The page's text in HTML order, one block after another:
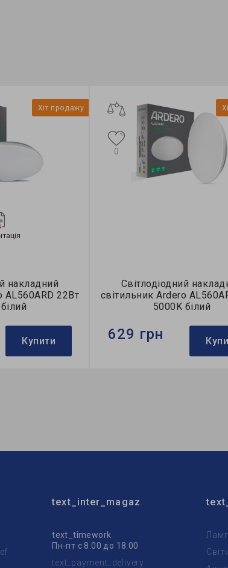
Хіт продажу
накладний
AL560ARD 22Вт
Купити
Світлодіодний
світильник Ardero
5000K білий
0
629 грн
text_inter_magaz
text_timework
Пн-пт с 8.00 до 18.00
text_payment_delivery